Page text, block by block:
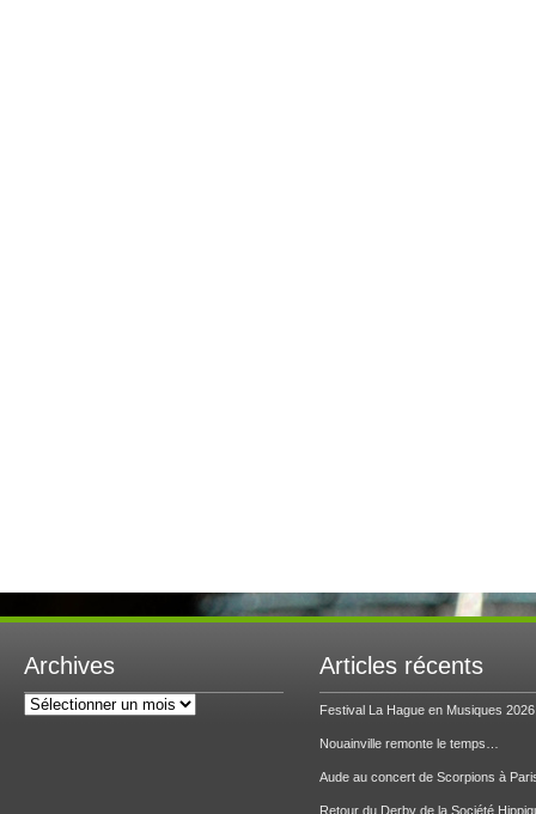
Archives
Archives
Articles récents
Festival La Hague en Musiques 2026
Nouainville remonte le temps…
Aude au concert de Scorpions à
Retour du Derby de la Société